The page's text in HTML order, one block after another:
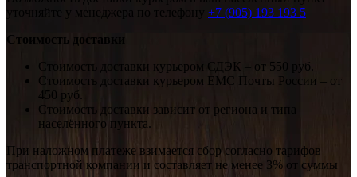
уточняйте у менеджера по телефону +7 (905) 193 193 5
Стоимость доставки
Стоимость доставки курьером СДЭК – от 550 руб.
Стоимость доставки курьером ЕМС Почты России – от
450 руб.
Стоимость доставки зависит от региона и типа
населённого пункта.
При наложном платеже взимается сбор согласно тарифов
транспортной компании и составляет не менее 3% от суммы